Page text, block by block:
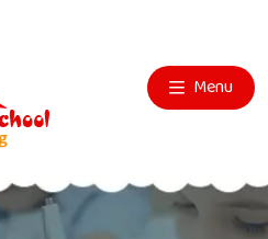
Menu